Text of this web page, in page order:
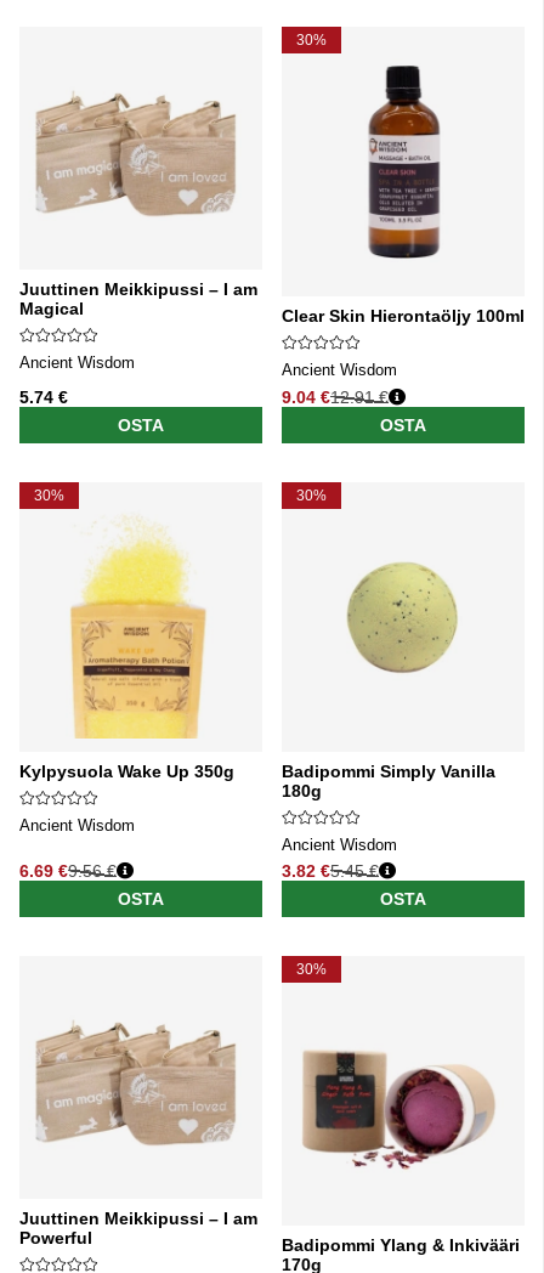
Juuttinen Meikkipussi – I am
Magical
Ancient Wisdom
5.74 €
OSTA
30%
Clear Skin Hierontaöljy 100ml
Ancient Wisdom
9.04 €
Normaali hinta
12.91 €
OSTA
30%
Kylpysuola Wake Up 350g
Ancient Wisdom
6.69 €
Normaali hinta
9.56 €
OSTA
30%
Badipommi Simply Vanilla
180g
Ancient Wisdom
3.82 €
Normaali hinta
5.45 €
OSTA
Juuttinen Meikkipussi – I am
Powerful
30%
Badipommi Ylang & Inkivääri
170g